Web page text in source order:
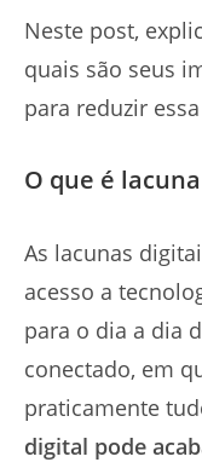
Neste post,
quais são seus
para reduzir
O que é
As lacunas
acesso a
para o dia a dia
conectado, em
praticamente
digital pode